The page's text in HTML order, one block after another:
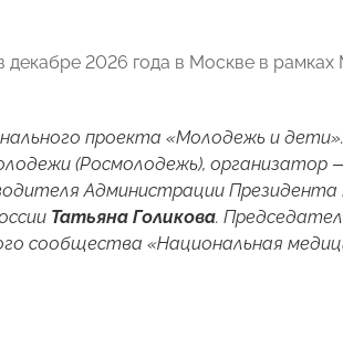
2026 года в Москве в
проекта «Молодежь и
(Росмолодежь), организатор
Администрации Президента
Татьяна Голикова.
сообщества «Национальная